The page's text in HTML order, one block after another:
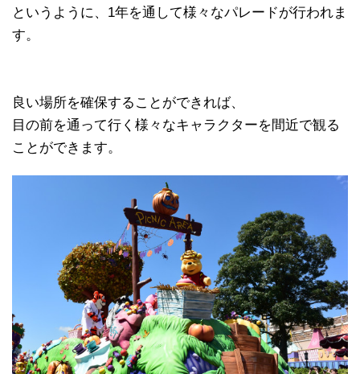
というように、1年を通して様々なパレードが行われま
す。
良い場所を確保することができれば、
目の前を通って行く様々なキャラクターを間近で観る
ことができます。